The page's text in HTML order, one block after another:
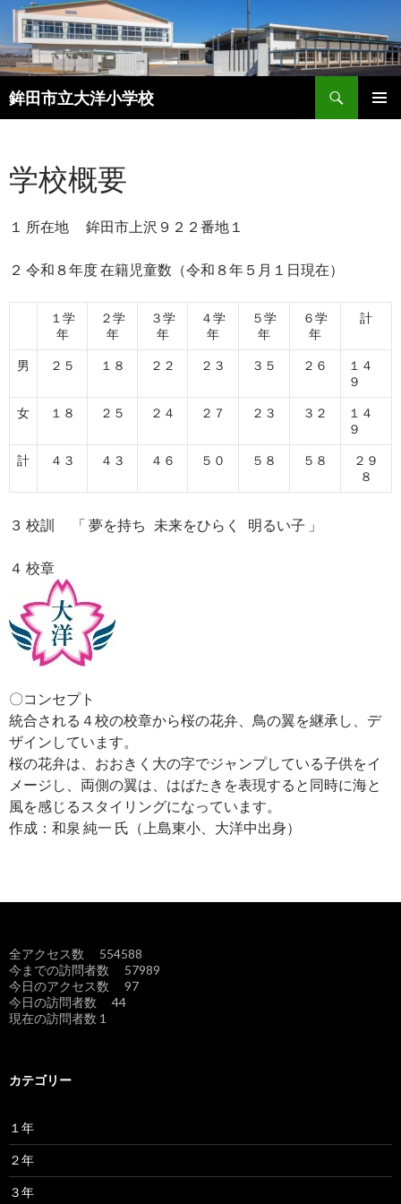
鉾田市立大洋小学校
検
索
ン
ツ
ス
ッ
学校概要
１ 所在地 鉾田市上沢９２２番地１
２ 令和８年度 在籍児童数（令和８年５月１日現在）
１学
年
２学
年
３学
年
４学
年
５学
年
６学
年
計
男 ２５ １８ ２２ ２３ ３５ ２６
１４
９
女 １８ ２５ ２４ ２７ ２３ ３２
１４
９
計 ４３ ４３ ４６ ５０ ５８ ５８
２９
８
３ 校訓 「 夢を持ち 未来をひらく 明るい子 」
４ 校章
〇コンセプト
統合される４校の校章から桜の花弁、鳥の翼を継承し、デ
ザインしています。
桜の花弁は、おおきく大の字でジャンプしている子供をイ
メージし、両側の翼は、はばたきを表現すると同時に海と
風を感じるスタイリングになっています。
作成：和泉 純一 氏（上島東小、大洋中出身）
全アクセス数 554588
今までの訪問者数 57989
今日のアクセス数 97
今日の訪問者数 44
現在の訪問者数 1
カテゴリー
１年
２年
３年